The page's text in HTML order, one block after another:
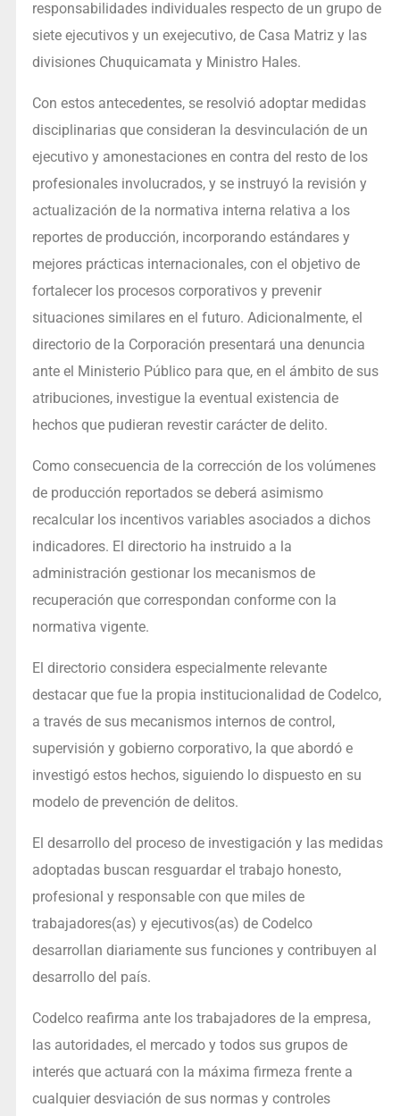
responsabilidades individuales respecto de un grupo de
siete ejecutivos y un exejecutivo, de Casa Matriz y las
divisiones Chuquicamata y Ministro Hales.
Con estos antecedentes, se resolvió adoptar medidas
disciplinarias que consideran la desvinculación de un
ejecutivo y amonestaciones en contra del resto de los
profesionales involucrados, y se instruyó la revisión y
actualización de la normativa interna relativa a los
reportes de producción, incorporando estándares y
mejores prácticas internacionales, con el objetivo de
fortalecer los procesos corporativos y prevenir
situaciones similares en el futuro. Adicionalmente, el
directorio de la Corporación presentará una denuncia
ante el Ministerio Público para que, en el ámbito de sus
atribuciones, investigue la eventual existencia de
hechos que pudieran revestir carácter de delito.
Como consecuencia de la corrección de los volúmenes
de producción reportados se deberá asimismo
recalcular los incentivos variables asociados a dichos
indicadores. El directorio ha instruido a la
administración gestionar los mecanismos de
recuperación que correspondan conforme con la
normativa vigente.
El directorio considera especialmente relevante
destacar que fue la propia institucionalidad de Codelco,
a través de sus mecanismos internos de control,
supervisión y gobierno corporativo, la que abordó e
investigó estos hechos, siguiendo lo dispuesto en su
modelo de prevención de delitos.
El desarrollo del proceso de investigación y las medidas
adoptadas buscan resguardar el trabajo honesto,
profesional y responsable con que miles de
trabajadores(as) y ejecutivos(as) de Codelco
desarrollan diariamente sus funciones y contribuyen al
desarrollo del país.
Codelco reafirma ante los trabajadores de la empresa,
las autoridades, el mercado y todos sus grupos de
interés que actuará con la máxima firmeza frente a
cualquier desviación de sus normas y controles